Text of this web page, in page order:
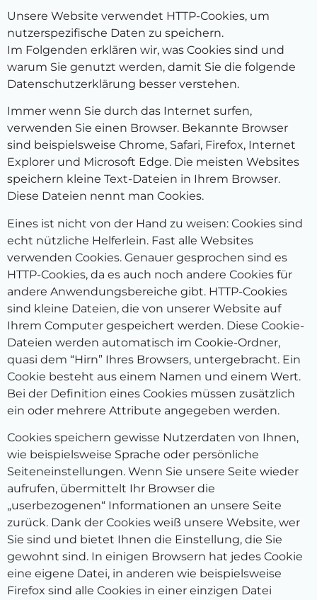
Unsere Website verwendet HTTP-Cookies, um
nutzerspezifische Daten zu speichern.
Im Folgenden erklären wir, was Cookies sind und
warum Sie genutzt werden, damit Sie die folgende
Datenschutzerklärung besser verstehen.
Immer wenn Sie durch das Internet surfen,
verwenden Sie einen Browser. Bekannte Browser
sind beispielsweise Chrome, Safari, Firefox, Internet
Explorer und Microsoft Edge. Die meisten Websites
speichern kleine Text-Dateien in Ihrem Browser.
Diese Dateien nennt man Cookies.
Eines ist nicht von der Hand zu weisen: Cookies sind
echt nützliche Helferlein. Fast alle Websites
verwenden Cookies. Genauer gesprochen sind es
HTTP-Cookies, da es auch noch andere Cookies für
andere Anwendungsbereiche gibt. HTTP-Cookies
sind kleine Dateien, die von unserer Website auf
Ihrem Computer gespeichert werden. Diese Cookie-
Dateien werden automatisch im Cookie-Ordner,
quasi dem “Hirn” Ihres Browsers, untergebracht. Ein
Cookie besteht aus einem Namen und einem Wert.
Bei der Definition eines Cookies müssen zusätzlich
ein oder mehrere Attribute angegeben werden.
Cookies speichern gewisse Nutzerdaten von Ihnen,
wie beispielsweise Sprache oder persönliche
Seiteneinstellungen. Wenn Sie unsere Seite wieder
aufrufen, übermittelt Ihr Browser die
„userbezogenen“ Informationen an unsere Seite
zurück. Dank der Cookies weiß unsere Website, wer
Sie sind und bietet Ihnen die Einstellung, die Sie
gewohnt sind. In einigen Browsern hat jedes Cookie
eine eigene Datei, in anderen wie beispielsweise
Firefox sind alle Cookies in einer einzigen Datei